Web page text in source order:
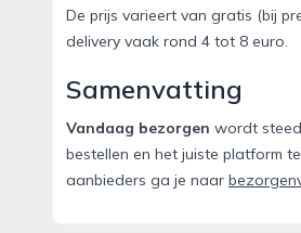
De prijs varieert van gratis (bij
delivery vaak rond 4 tot 8 euro.
Samenvatting
Vandaag bezorgen wordt
bestellen en het juiste platform
aanbieders ga je naar